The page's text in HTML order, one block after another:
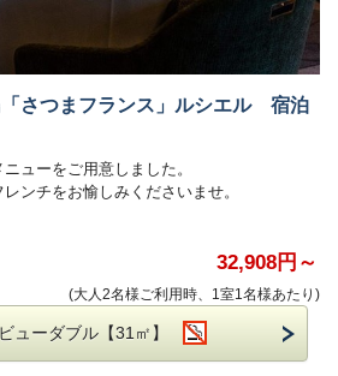
１台につきお子様１名様まで利用可能。
生 4,400円 / 幼児 1,650円 / 2歳以下
円 / 幼児 550円 / 2歳以下 無料
る場合、ご年齢をお知らせくださいま
ロアが分かれる場合がございます。
のご案内
以降は500円）
「さつまフランス」ルシエル 宿泊
ューをご用意しました。
ンチをお愉しみくださいませ。
まフレンチ」
変更になる場合がございます。
りお選びいただき事前にお知らせください
32,908円～
(大人2名様ご利用時、1室1名様あたり)
ューダブル【31㎡】